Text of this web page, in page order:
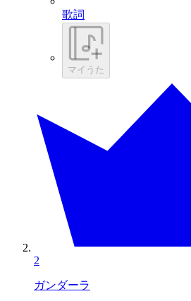
歌詞
マイうた
2
ガンダーラ